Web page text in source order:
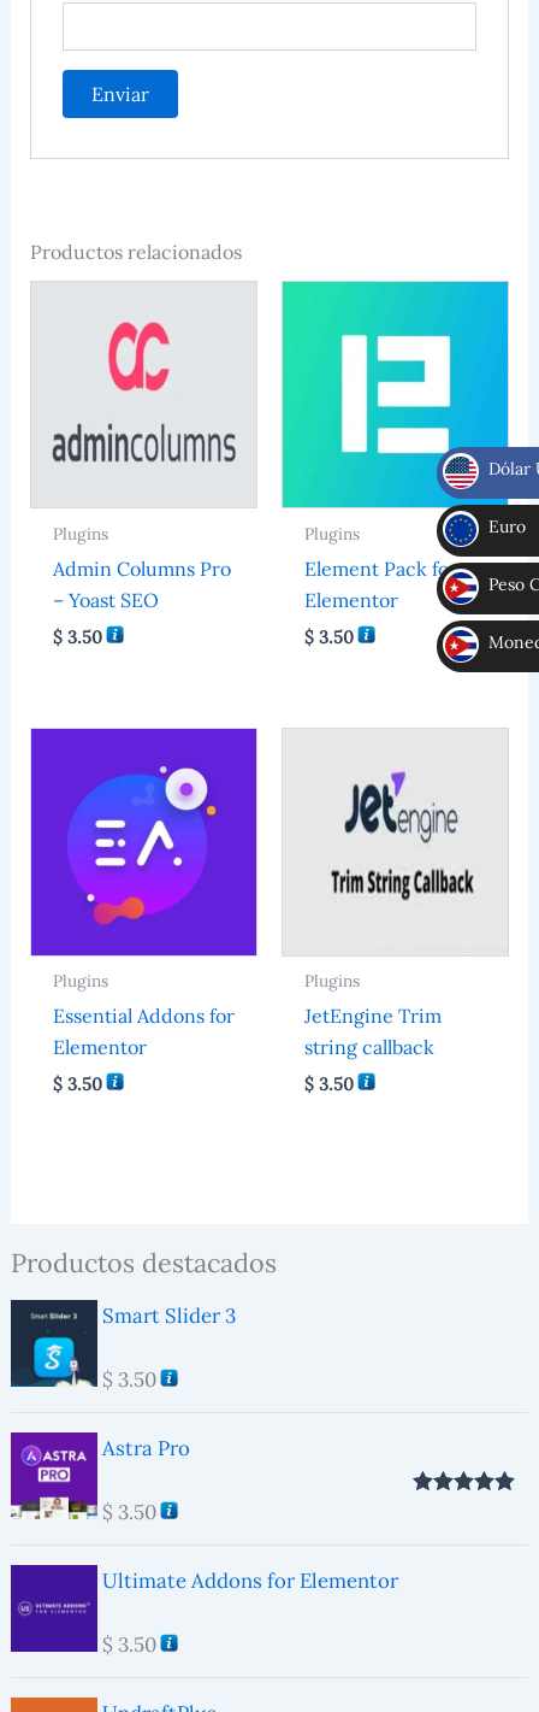
Productos relacionados
Plugins
Admin Columns Pro
– Yoast SEO
$3.50
Plugins
Element Pack for
Elementor
$ 3.50
Plugins
Essential Addons for
Elementor
$3.50
Plugins
JetEngine Trim
string callback
$ 3.50
Productos destacados
Smart Slider 3
$3.50
Astra Pro
$3.50
Ultimate Addons for Elementor
$3.50
$
Dólar
€
Euro
CUP
Peso
MLC